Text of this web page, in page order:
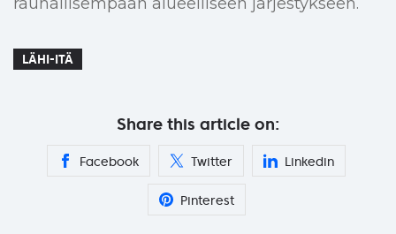
LÄHI-ITÄ
Share this article on:
Facebook Twitter Linkedin
Pinterest